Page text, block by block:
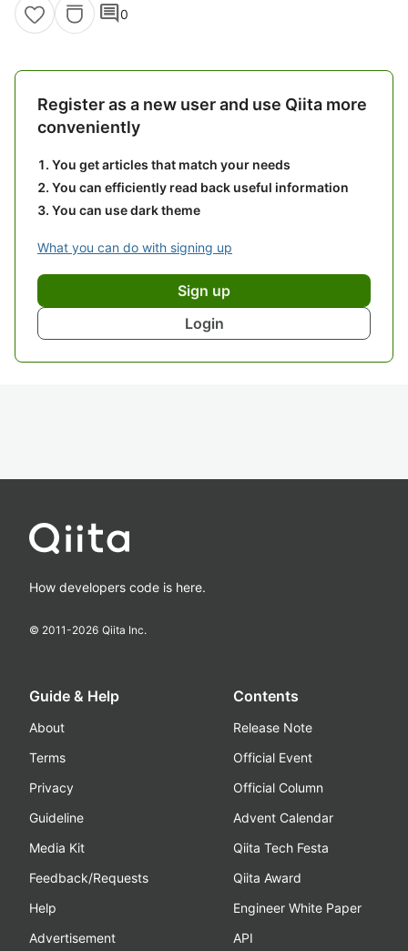
comment0
Register as a new user and use Qiita more
conveniently
You get articles that match your needs
You can efficiently read back useful information
You can use dark theme
What you can do with signing up
Sign up
Login
How developers code is here.
© 2011-2026 Qiita Inc.
Guide & Help
About
Terms
Privacy
Guideline
Media Kit
Feedback/Requests
Help
Advertisement
Contents
Release Note
Official Event
Official Column
Advent Calendar
Qiita Tech Festa
Qiita Award
Engineer White Paper
API